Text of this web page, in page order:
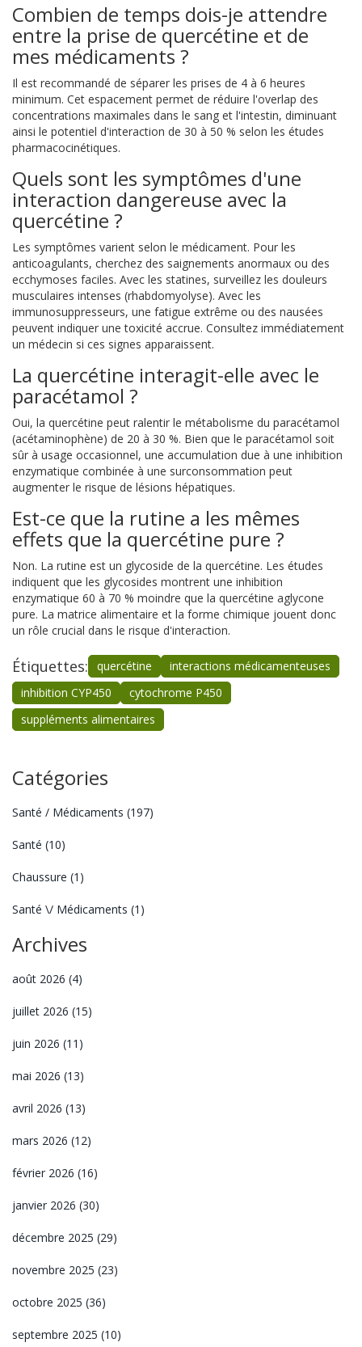
Combien de temps dois-je attendre
entre la prise de quercétine et de
mes médicaments ?
Il est recommandé de séparer les prises de 4 à 6 heures
minimum. Cet espacement permet de réduire l'overlap des
concentrations maximales dans le sang et l'intestin, diminuant
ainsi le potentiel d'interaction de 30 à 50 % selon les études
pharmacocinétiques.
Quels sont les symptômes d'une
interaction dangereuse avec la
quercétine ?
Les symptômes varient selon le médicament. Pour les
anticoagulants, cherchez des saignements anormaux ou des
ecchymoses faciles. Avec les statines, surveillez les douleurs
musculaires intenses (rhabdomyolyse). Avec les
immunosuppresseurs, une fatigue extrême ou des nausées
peuvent indiquer une toxicité accrue. Consultez immédiatement
un médecin si ces signes apparaissent.
La quercétine interagit-elle avec le
paracétamol ?
Oui, la quercétine peut ralentir le métabolisme du paracétamol
(acétaminophène) de 20 à 30 %. Bien que le paracétamol soit
sûr à usage occasionnel, une accumulation due à une inhibition
enzymatique combinée à une surconsommation peut
augmenter le risque de lésions hépatiques.
Est-ce que la rutine a les mêmes
effets que la quercétine pure ?
Non. La rutine est un glycoside de la quercétine. Les études
indiquent que les glycosides montrent une inhibition
enzymatique 60 à 70 % moindre que la quercétine aglycone
pure. La matrice alimentaire et la forme chimique jouent donc
un rôle crucial dans le risque d'interaction.
Étiquettes: quercétine
interactions médicamenteuses
inhibition CYP450
cytochrome P450
suppléments alimentaires
Catégories
Santé / Médicaments (197)
Santé (10)
Chaussure (1)
Santé \/ Médicaments (1)
Archives
août 2026 (4)
juillet 2026 (15)
juin 2026 (11)
mai 2026 (13)
avril 2026 (13)
mars 2026 (12)
février 2026 (16)
janvier 2026 (30)
décembre 2025 (29)
novembre 2025 (23)
octobre 2025 (36)
septembre 2025 (10)